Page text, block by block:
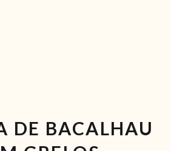
DE BACALHAU